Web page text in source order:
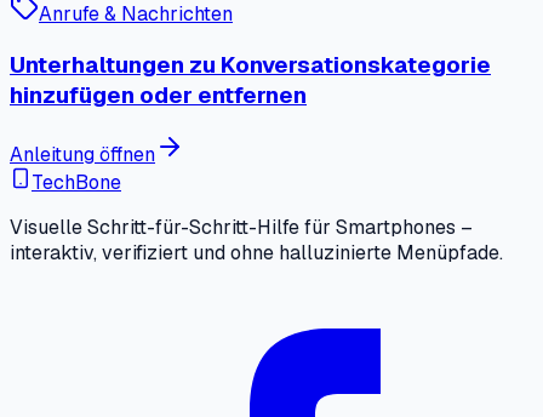
Anrufe & Nachrichten
Unterhaltungen zu Konversationskategorie
hinzufügen oder entfernen
Anleitung öffnen
TechBone
Visuelle Schritt-für-Schritt-Hilfe für Smartphones –
interaktiv, verifiziert und ohne halluzinierte Menüpfade.